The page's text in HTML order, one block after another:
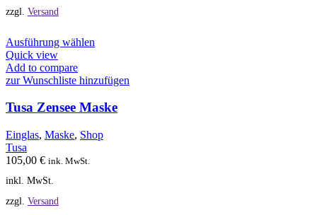
zzgl. Versand
Ausführung wählen
mehrere
auf.
Optionen
können
Quick view
Add to compare
zur Wunschliste hinzufügen
Tusa Zensee Maske
Einglas, Maske, Shop
Tusa
105,00 € ink. MwSt.
inkl. MwSt.
zzgl. Versand